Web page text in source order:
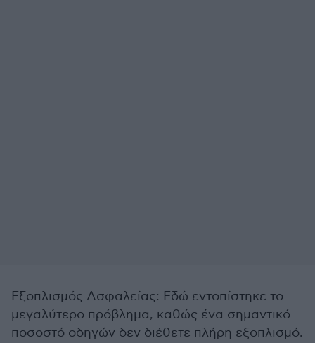
Εξοπλισμός Ασφαλείας: Εδώ εντοπίστηκε το
μεγαλύτερο πρόβλημα, καθώς ένα σημαντικό
ποσοστό οδηγών δεν διέθετε πλήρη εξοπλισμό.